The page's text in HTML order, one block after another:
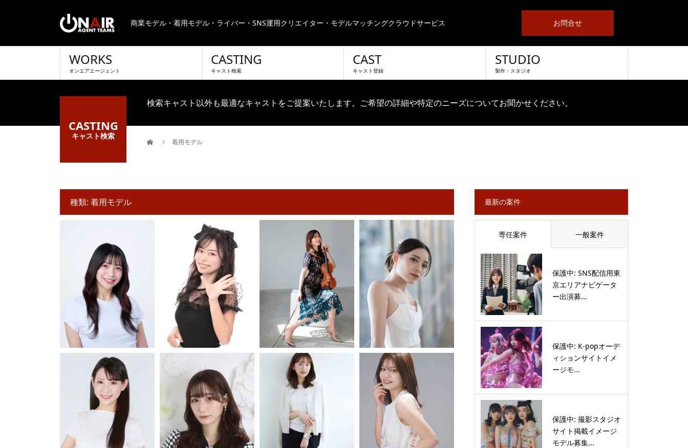
商業モデル・着用モデル・ライバー・SNS運用クリエイター・モデルマッチングクラウドサービス お問合せ
WORKS
オンエアエージェント
CASTING
キャスト検索
CAST
キャスト登録
STUDIO
製作・スタジオ
CASTING
キャスト検索
検索キャスト以外も最適なキャストをご提案いたします。ご希望の詳細や特定のニーズについてお聞かせください。
着用モデル
種類: 着用モデル 最新の案件
専任案件 一般案件
保護中: SNS配信用東
京エリアナビゲータ
ー出演募...
保護中: K-popオーデ
ィションサイトイメ
ージモ...
保護中: 撮影スタジオ
サイト掲載イメージ
モデル募集...